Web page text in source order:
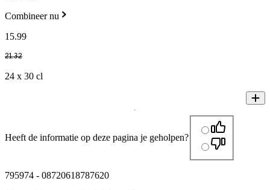
Combineer nu
15.99
21.32
24 x 30 cl
Heeft de informatie op deze pagina je geholpen?
795974 - 08720618787620